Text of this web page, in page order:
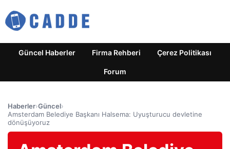
Güncel Haberler Firma Rehberi Çerez Politikası
Forum
Haberler›Güncel›
Amsterdam Belediye Başkanı Halsema: Uyuşturucu devletine
dönüşüyoruz